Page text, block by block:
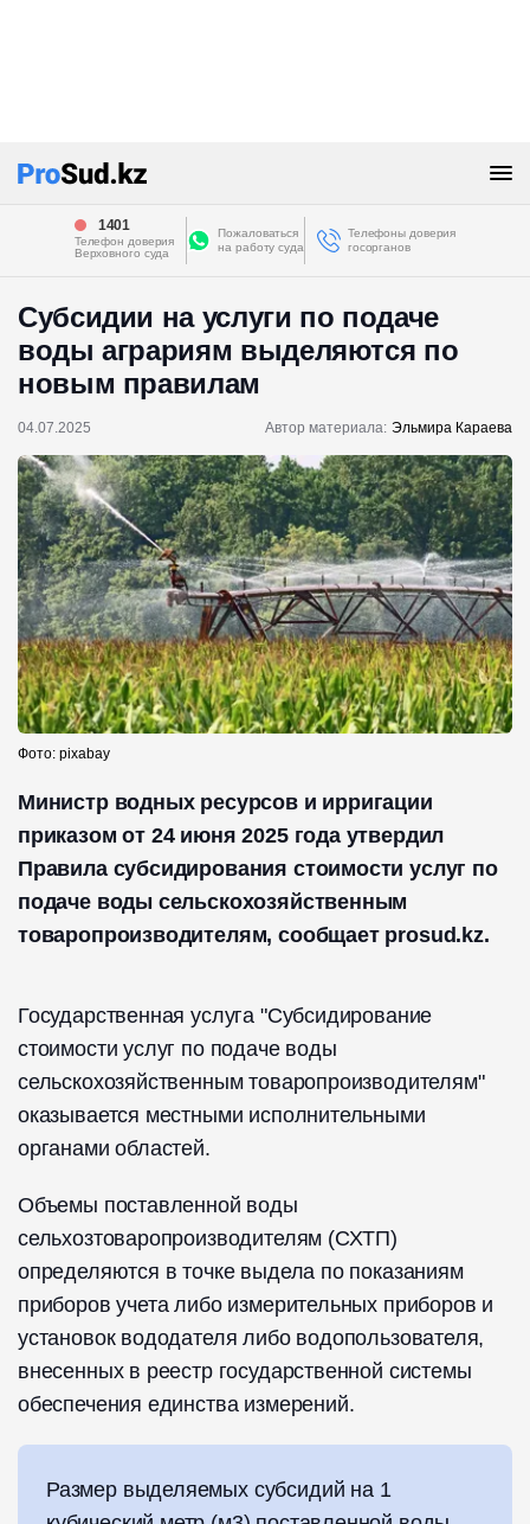
1401
Телефон доверия
Верховного суда
Пожаловаться
на работу суда
Телефоны доверия
госорганов
Субсидии на услуги по подаче
воды аграриям выделяются по
новым правилам
04.07.2025 Автор материала: Эльмира Караева
Фото: pixabay
Министр водных ресурсов и ирригации
приказом от 24 июня 2025 года утвердил
Правила субсидирования стоимости услуг по
подаче воды сельскохозяйственным
товаропроизводителям, сообщает prosud.kz.
Государственная услуга "Субсидирование
стоимости услуг по подаче воды
сельскохозяйственным товаропроизводителям"
оказывается местными исполнительными
органами областей.
Объемы поставленной воды
сельхозтоваропроизводителям (СХТП)
определяются в точке выдела по показаниям
приборов учета либо измерительных приборов и
установок вододателя либо водопользователя,
внесенных в реестр государственной системы
обеспечения единства измерений.
Размер выделяемых субсидий на 1